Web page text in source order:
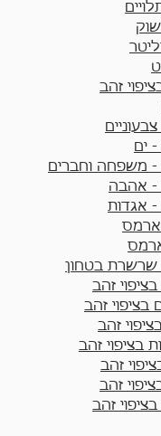
זהב
ים
משפחה וחברים
- אהבה
אגדות
בטחון
זהב
בציפוי זהב
זהב​
בציפוי זהב
זהב
זהב
זהב